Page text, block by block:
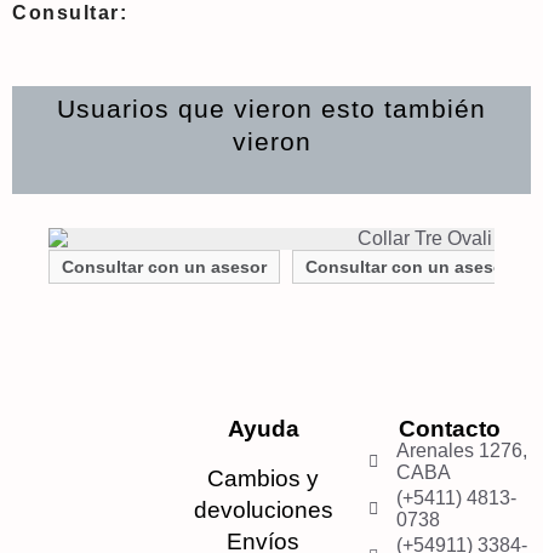
Consultar:
Usuarios que vieron esto también
vieron
Consultar con un asesor Consultar con un asesor
Ayuda
Cambios y
devoluciones
Envíos
Contacto
Arenales 1276,
CABA
(+5411) 4813-
0738
(+54911) 3384-